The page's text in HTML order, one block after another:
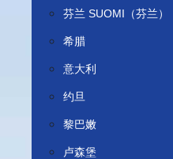
芬兰 SUOMI（芬兰）
希腊
意大利
约旦
黎巴嫩
卢森堡